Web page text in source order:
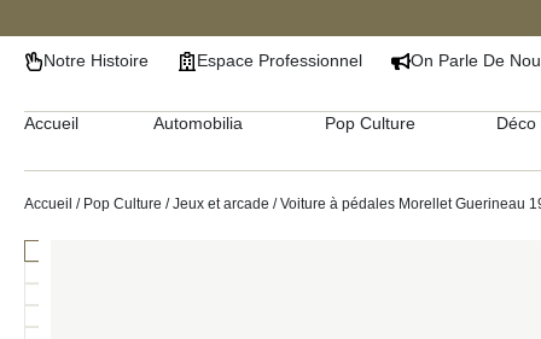
Notre Histoire Espace Professionnel On Parle De
Accueil Automobilia Pop Culture Déco
Accueil / Pop Culture /Jeux et arcade / Voiture à pédales Morellet Guerineau